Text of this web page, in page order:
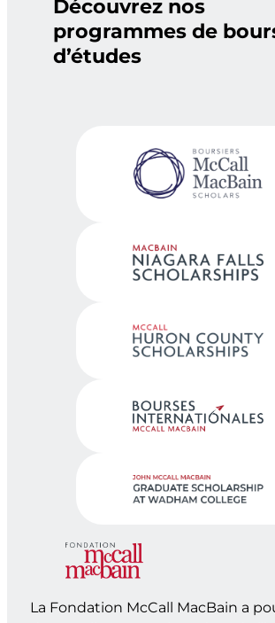
Découvrez nos
programmes de
d’études
La Fondation McCall MacBain a